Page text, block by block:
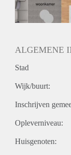
ALGEMENE
Stad
Wijk/buurt:
Inschrijven
Opleverniveau:
Huisgenoten: